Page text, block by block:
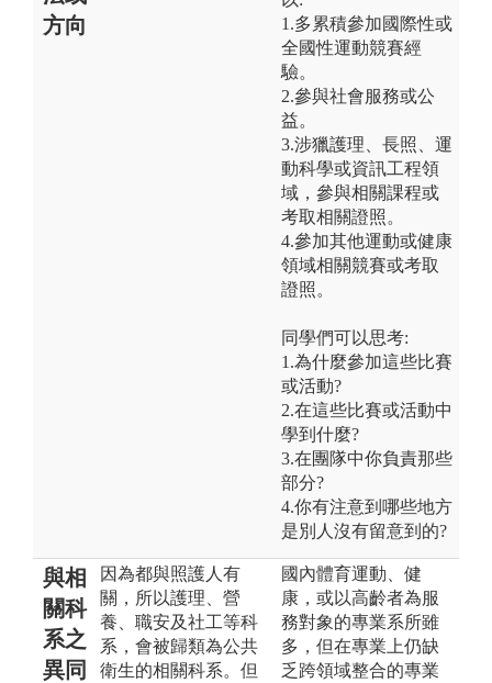
方向
1.多累積參加國際性或
全國性運動競賽經
驗。
2.參與社會服務或公
益。
3.涉獵護理、長照、運
動科學或資訊工程領
域，參與相關課程或
考取相關證照。
4.參加其他運動或健康
領域相關競賽或考取
證照。
同學們可以思考:
1.為什麼參加這些比賽
或活動?
2.在這些比賽或活動中
學到什麼?
3.在團隊中你負責那些
部分?
4.你有注意到哪些地方
是別人沒有留意到的?
與相
關科
系之
異同
因為都與照護人有
關，所以護理、營
養、職安及社工等科
系，會被歸類為公共
衛生的相關科系。但
國內體育運動、健
康，或以高齡者為服
務對象的專業系所雖
多，但在專業上仍缺
乏跨領域整合的專業